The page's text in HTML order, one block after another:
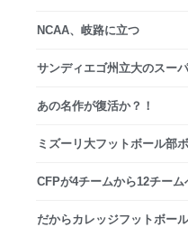
NCAA、岐路に立つ
サンディエゴ州立大のスー
あの名作が復活か？！
ミズーリ大フットボール部
CFPが4チームから12チーム
だからカレッジフットボー